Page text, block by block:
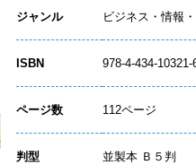
ジャンル ビジネス・情報
ISBN 978-4-434-10321-
ページ数 112ページ
判型 並製本 Ｂ５判